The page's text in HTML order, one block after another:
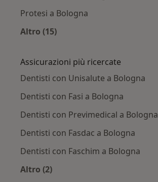
Protesi a Bologna
Altro (15)
Assicurazioni più ricercate
Dentisti con Unisalute a Bologna
Dentisti con Fasi a Bologna
Dentisti con Previmedical a Bologna
Dentisti con Fasdac a Bologna
Dentisti con Faschim a Bologna
Altro (2)